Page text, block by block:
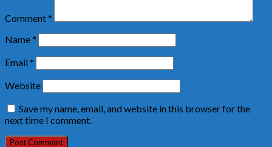
Comment*
Name*
Email*
Website
Save my name, email, and website in this browser for the
next time I comment.